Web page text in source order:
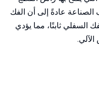
عادةً إلى أن الفك
السفلي ثابتًا، مما يؤدي